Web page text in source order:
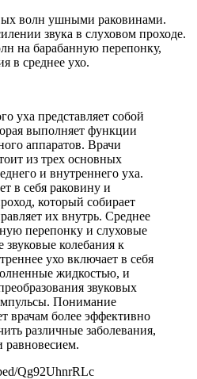
волн ушными раковинами.
звука в слуховом проходе.
на барабанную перепонку,
в среднее ухо.
уха представляет собой
выполняет функции
аппаратов. Врачи
из трех основных
и внутреннего уха.
в себя раковину и
который собирает
их внутрь. Среднее
перепонку и слуховые
колебания к
ухо включает в себя
жидкостью, и
звуковых
Понимание
врачам более эффективно
различные заболевания,
равновесием.
Qg92UhnrRLc